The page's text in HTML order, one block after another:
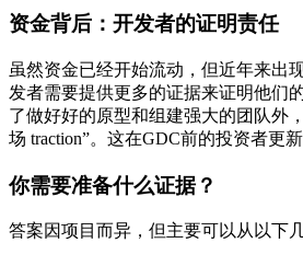
资金背后：开发者的证明责任
虽然资金已经开始流动，但近年来出
发者需要提供更多的证据来证明他们
了做好好的原型和组建强大的团队外
场 traction”。这在GDC前的投资者更
你需要准备什么证据？
答案因项目而异，但主要可以从以下